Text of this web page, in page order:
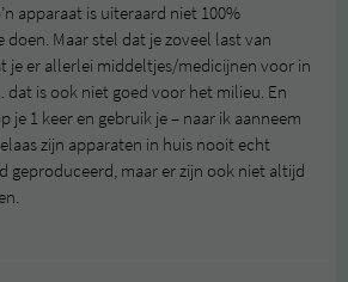
apparaat is uiteraard niet 100%
Maar stel dat je zoveel last van
je er allerlei middeltjes/medicijnen voor in
is ook niet goed voor het milieu. En
je 1 keer en gebruik je – naar ik aanneem
zijn apparaten in huis nooit echt
geproduceerd, maar er zijn ook niet altijd